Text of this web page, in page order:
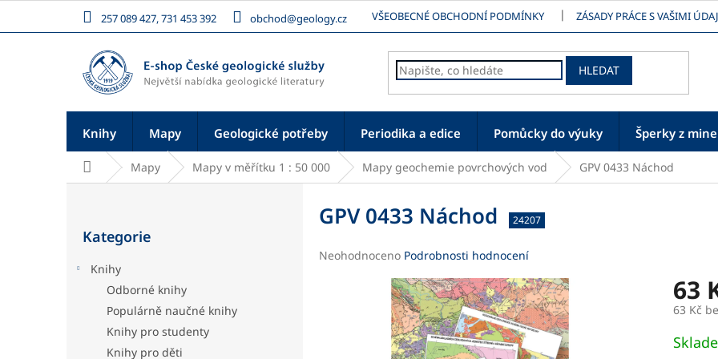
obsah
257 089 427, 731 453 392 obchod@geology.cz VŠEOBECNÉ OBCHODNÍ PODMÍNKY ZÁSADY PRÁCE S VAŠIMI
HLEDAT
Knihy Mapy Geologické potřeby Periodika a edice Pomůcky do výuky Šperky z
Domů Mapy Mapy v měřítku 1 : 50 000 Mapy geochemie povrchových vod GPV 0433 Náchod
kategorie
Kategorie
Knihy
Odborné knihy
Populárně naučné knihy
Knihy pro studenty
Knihy pro děti
GPV 0433 Náchod 24207
Průměrné
Neohodnoceno Podrobnosti hodnocení
63
63 Kč
cena: